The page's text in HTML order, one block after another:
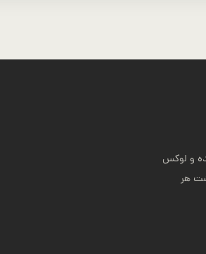
و لوکس
هر